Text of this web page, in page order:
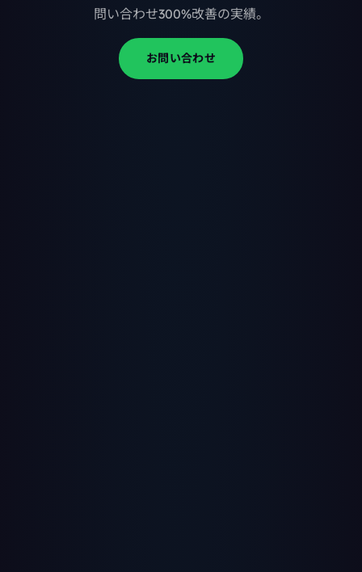
問い合わせ300%改善の実績。
お問い合わせ